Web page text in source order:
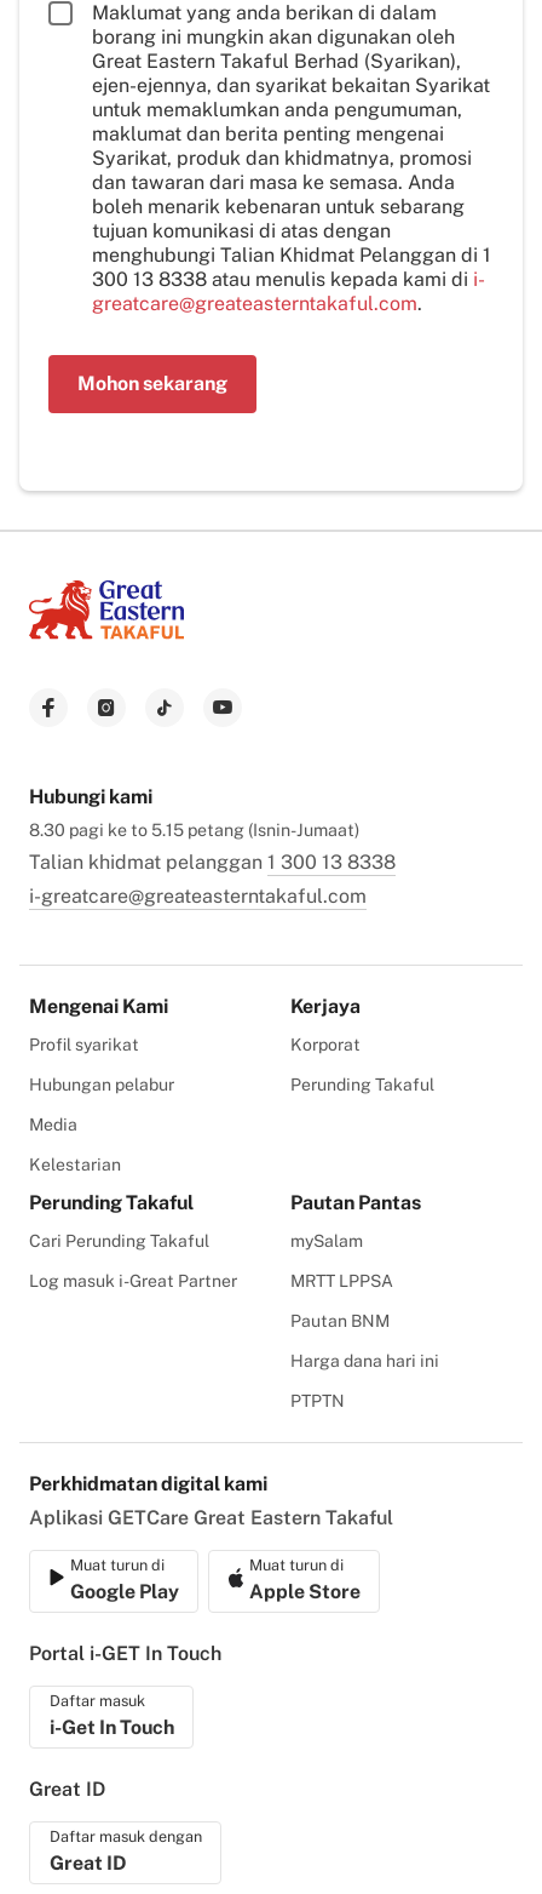
Maklumat yang anda berikan di dalam
borang ini mungkin akan digunakan oleh
Great Eastern Takaful Berhad (Syarikan),
ejen-ejennya, dan syarikat bekaitan Syarikat
untuk memaklumkan anda pengumuman,
maklumat dan berita penting mengenai
Syarikat, produk dan khidmatnya, promosi
dan tawaran dari masa ke semasa. Anda
boleh menarik kebenaran untuk sebarang
tujuan komunikasi di atas dengan
menghubungi Talian Khidmat Pelanggan di 1
300 13 8338 atau menulis kepada kami di i-
greatcare@greateasterntakaful.com.
Mohon sekarang
Hubungi kami
8.30 pagi ke to 5.15 petang (Isnin-Jumaat)
Talian khidmat pelanggan 1 300 13 8338
i-greatcare@greateasterntakaful.com
Mengenai Kami
Profil syarikat
Hubungan pelabur
Media
Kelestarian
Kerjaya
Korporat
Perunding Takaful
Perunding Takaful
Cari Perunding Takaful
Log masuk i-Great Partner
Pautan Pantas
mySalam
MRTT LPPSA
Pautan BNM
Harga dana hari ini
PTPTN
Perkhidmatan digital kami
Aplikasi GETCare Great Eastern Takaful
Muat turun di
Google Play
Muat turun di
Apple Store
Portal i-GET In Touch
Daftar masuk
i-Get In Touch
Great ID
Daftar masuk dengan
Great ID